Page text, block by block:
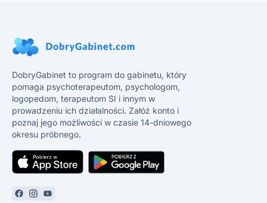
DobryGabinet to program do gabinetu, który
pomaga psychoterapeutom, psychologom,
logopedom, terapeutom SI i innym w
prowadzeniu ich działalności. Załóż konto i
poznaj jego możliwości w czasie 14-dniowego
okresu próbnego.